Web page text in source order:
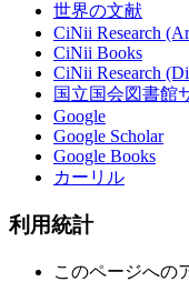
世界の文献
CiNii Research
CiNii Books
CiNii Research
国立国会図書館
Google
Google Scholar
Google Books
カーリル
利用統計
このページへの